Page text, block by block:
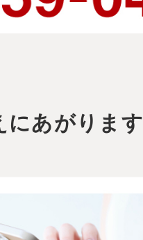
にあがります